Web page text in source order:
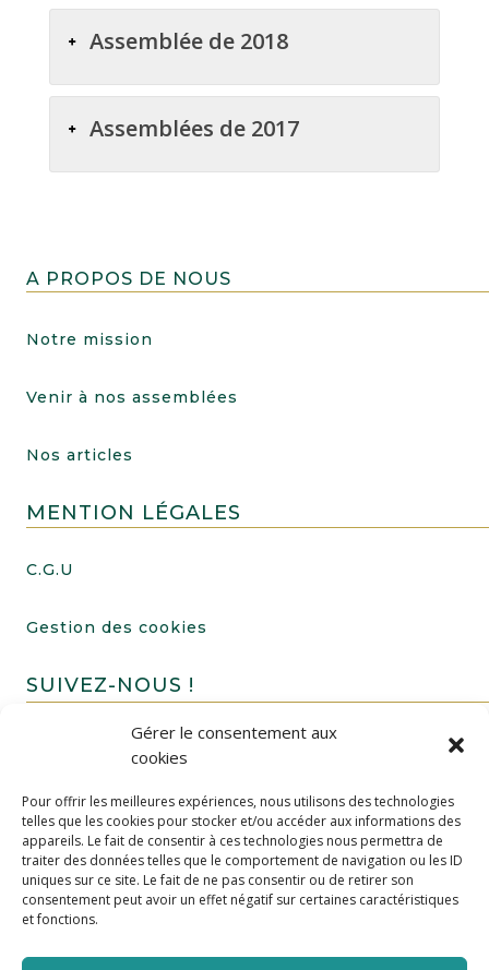
Gérer le consentement aux
cookies
Pour offrir les meilleures expériences, nous utilisons des technologies
telles que les cookies pour stocker et/ou accéder aux informations des
appareils. Le fait de consentir à ces technologies nous permettra de
traiter des données telles que le comportement de navigation ou les ID
uniques sur ce site. Le fait de ne pas consentir ou de retirer son
consentement peut avoir un effet négatif sur certaines caractéristiques
et fonctions.
Assemblée de 2018
Assemblées de 2017
A PROPOS DE NOUS
Notre mission
Venir à nos assemblées
Nos articles
MENTION LÉGALES
C.G.U
Gestion des cookies
SUIVEZ-NOUS !
FAIRE UN DON